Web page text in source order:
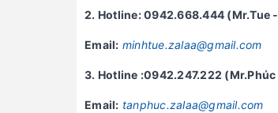
2. Hotline: 0942.668.444 (Mr.Tue
Email: minhtue.zalaa@gmail.com
3. Hotline :0942.247.222
Email: tanphuc.zalaa@gmail.com